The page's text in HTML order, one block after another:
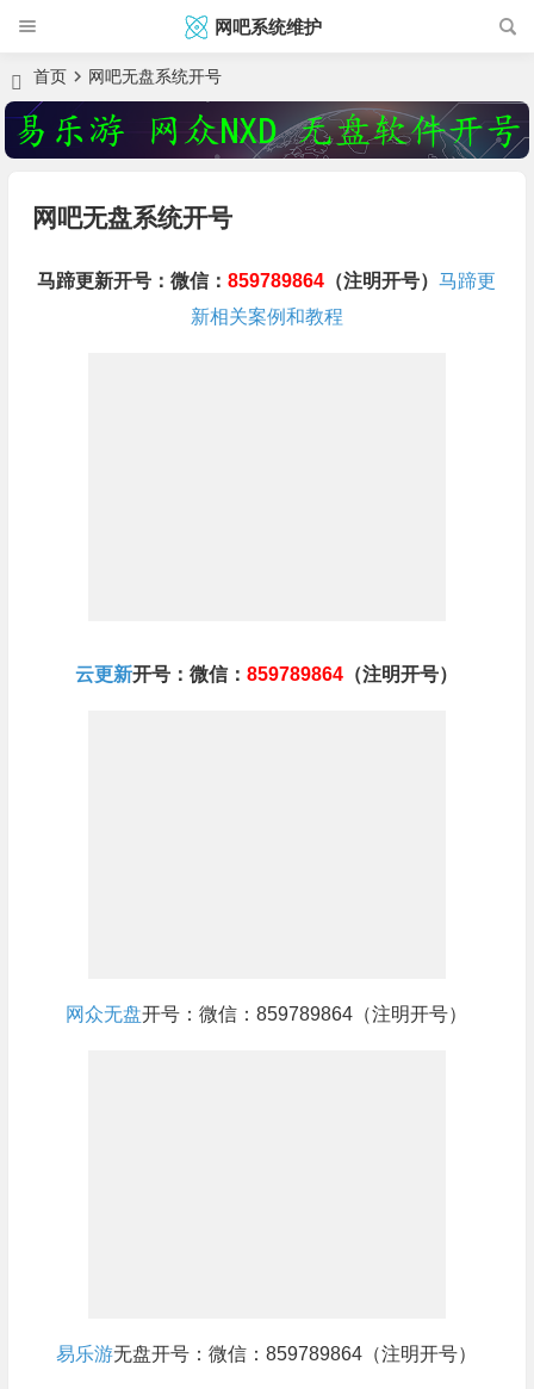
网吧系统维护
首页 网吧无盘系统开号
网吧无盘系统开号
马蹄更新开号：微信：859789864 （注明开号）马蹄更
新相关案例和教程
云更新开号：微信：859789864 （注明开号）
网众无盘开号：微信：859789864（注明开号）
易乐游无盘开号：微信：859789864（注明开号）